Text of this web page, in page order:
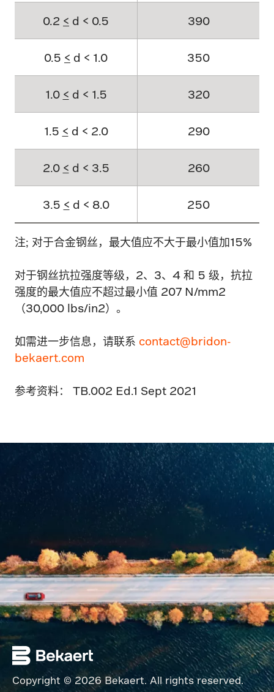
0.2 < d < 0.5 390
0.5 < d < 1.0 350
1.0 < d < 1.5 320
1.5 < d < 2.0 290
2.0 < d < 3.5 260
3.5 < d < 8.0 250
注; 对于合金钢丝，最大值应不大于最小值加15%
对于钢丝抗拉强度等级，2、3、4 和 5 级，抗拉
强度的最大值应不超过最小值 207 N/mm2
（30,000 lbs/in2）。
如需进一步信息，请联系 contact@bridon-
bekaert.com
参考资料： TB.002 Ed.1 Sept 2021
Copyright © 2026 Bekaert. All rights reserved.